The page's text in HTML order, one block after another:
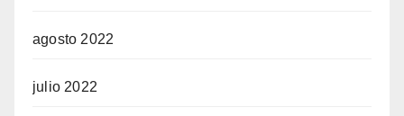
agosto 2022
julio 2022